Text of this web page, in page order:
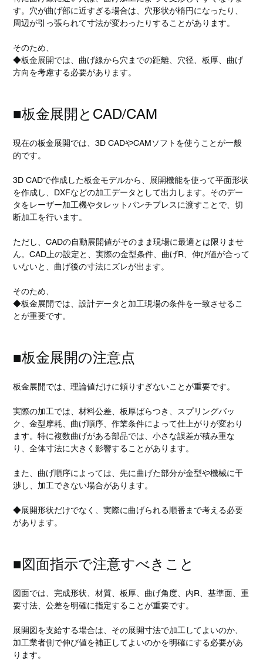
す。穴が曲げ部に近すぎる場合は、穴形状が楕円になったり、
周辺が引っ張られて寸法が変わったりすることがあります。
そのため、
◆板金展開では、曲げ線から穴までの距離、穴径、板厚、曲げ
方向を考慮する必要があります。
■板金展開とCAD/CAM
現在の板金展開では、3D CADやCAMソフトを使うことが一般
的です。
3D CADで作成した板金モデルから、展開機能を使って平面形状
を作成し、DXFなどの加工データとして出力します。そのデー
タをレーザー加工機やタレットパンチプレスに渡すことで、切
断加工を行います。
ただし、CADの自動展開値がそのまま現場に最適とは限りませ
ん。CAD上の設定と、実際の金型条件、曲げR、伸び値が合って
いないと、曲げ後の寸法にズレが出ます。
そのため、
◆板金展開では、設計データと加工現場の条件を一致させるこ
とが重要です。
■板金展開の注意点
板金展開では、理論値だけに頼りすぎないことが重要です。
実際の加工では、材料公差、板厚ばらつき、スプリングバッ
ク、金型摩耗、曲げ順序、作業条件によって仕上がりが変わり
ます。特に複数曲げがある部品では、小さな誤差が積み重な
り、全体寸法に大きく影響することがあります。
また、曲げ順序によっては、先に曲げた部分が金型や機械に干
渉し、加工できない場合があります。
◆展開形状だけでなく、実際に曲げられる順番まで考える必要
があります。
■図面指示で注意すべきこと
図面では、完成形状、材質、板厚、曲げ角度、内R、基準面、重
要寸法、公差を明確に指定することが重要です。
展開図を支給する場合は、その展開寸法で加工してよいのか、
加工業者側で伸び値を補正してよいのかを明確にする必要があ
ります。